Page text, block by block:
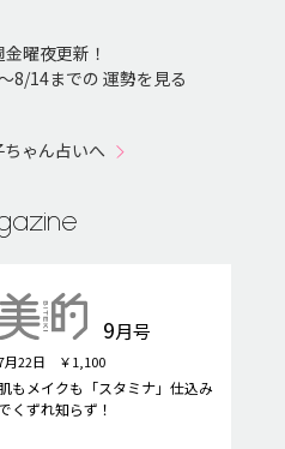
金曜夜更新！
8/14までの 運勢を見る
ゃん占いへ
9月号
月22日 ￥1,100
もメイクも「スタミナ」仕込み
くずれ知らず！